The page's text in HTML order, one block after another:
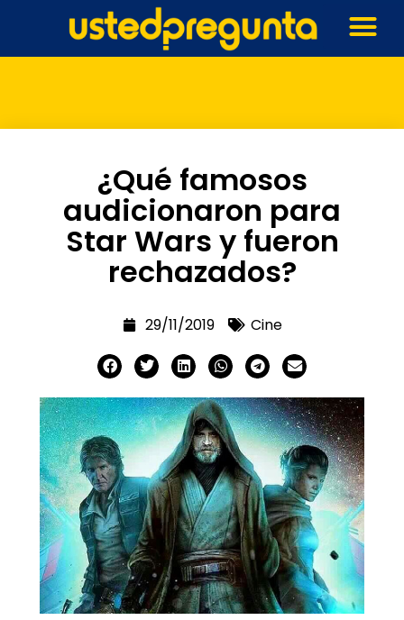
¿Qué famosos
audicionaron para
Star Wars y fueron
rechazados?
29/11/2019 Cine